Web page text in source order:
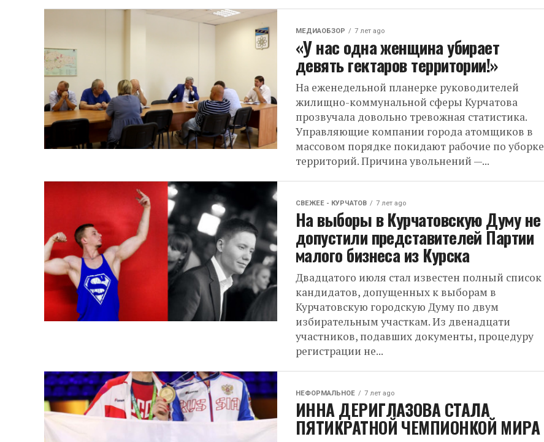
МЕДИАОБЗОР 7 лет ago
«У нас одна женщина убирает
девять гектаров территории!»
На еженедельной планерке руководителей
жилищно-коммунальной сферы Курчатова
прозвучала довольно тревожная статистика.
Управляющие компании города атомщиков в
массовом порядке покидают рабочие по уборке
территорий. Причина увольнений —...
СВЕЖЕЕ - КУРЧАТОВ 7 лет ago
На выборы в Курчатовскую Думу не
допустили представителей Партии
малого бизнеса из Курска
Двадцатого июля стал известен полный список
кандидатов, допущенных к выборам в
Курчатовскую городскую Думу по двум
избирательным участкам. Из двенадцати
участников, подавших документы, процедуру
регистрации не...
НЕФОРМАЛЬНОЕ 7 лет ago
ИННА ДЕРИГЛАЗОВА СТАЛА
ПЯТИКРАТНОЙ ЧЕМПИОНКОЙ МИРА